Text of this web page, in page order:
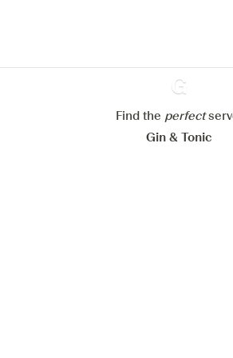
Find the perfect
Gin & Tonic
Paramétrer mes cookies